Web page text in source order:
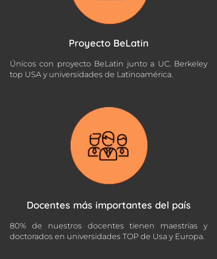
Proyecto BeLatin
Únicos con proyecto BeLatin junto a UC. Berkeley
top USA y universidades de Latinoamérica.
Docentes más importantes del país
80% de nuestros docentes tienen maestrías y
doctorados en universidades TOP de Usa y Europa.